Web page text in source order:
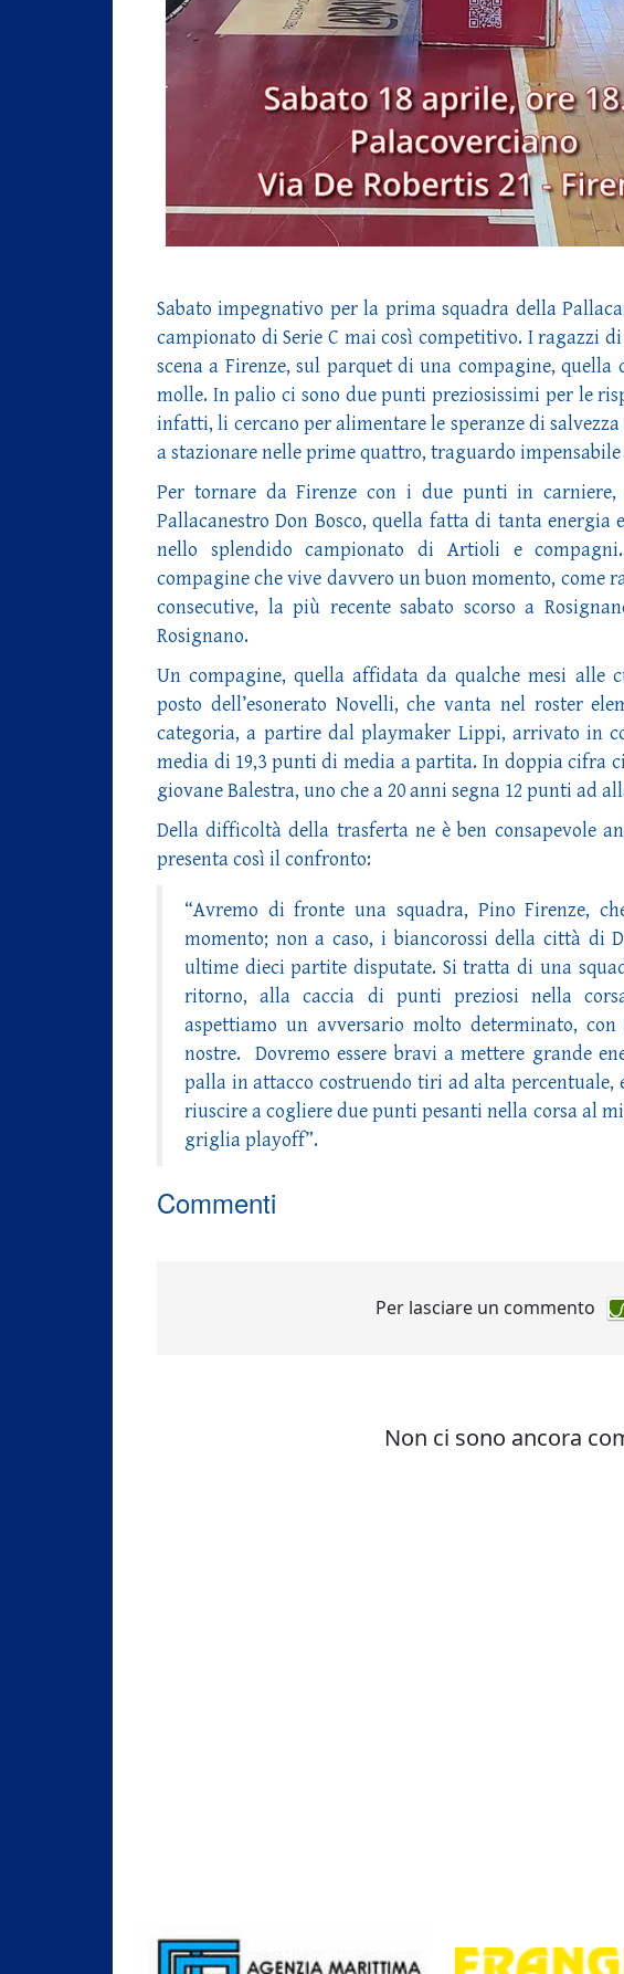
Sabato impegnativo per la prima squadra della
campionato di Serie C mai così competitivo. I ragazzi
scena a Firenze, sul parquet di una compagine, quella
molle. In palio ci sono due punti preziosissimi per le
infatti, li cercano per alimentare le speranze di
a stazionare nelle prime quattro, traguardo
Per tornare da Firenze con i due punti in
Pallacanestro Don Bosco, quella fatta di tanta
nello splendido campionato di Artioli e
compagine che vive davvero un buon momento, come
consecutive, la più recente sabato scorso a
Rosignano.
Un compagine, quella affidata da qualche mesi alle
posto dell’esonerato Novelli, che vanta nel roster
categoria, a partire dal playmaker Lippi, arrivato in
media di 19,3 punti di media a partita. In doppia cifra
giovane Balestra, uno che a 20 anni segna 12 punti ad
Della difficoltà della trasferta ne è ben consapevole
presenta così il confronto:
“Avremo di fronte una squadra, Pino Firenze,
momento; non a caso, i biancorossi della città di
ultime dieci partite disputate. Si tratta di una
ritorno, alla caccia di punti preziosi nella
aspettiamo un avversario molto determinato,
nostre. Dovremo essere bravi a mettere grande
palla in attacco costruendo tiri ad alta percentuale,
riuscire a cogliere due punti pesanti nella corsa al
griglia playoff”.
Commenti